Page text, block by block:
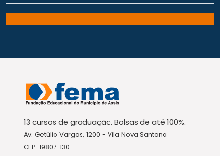
13 cursos de graduação. Bolsas de até 100%.
Av. Getúlio Vargas, 1200 - Vila Nova Santana
CEP: 19807-130